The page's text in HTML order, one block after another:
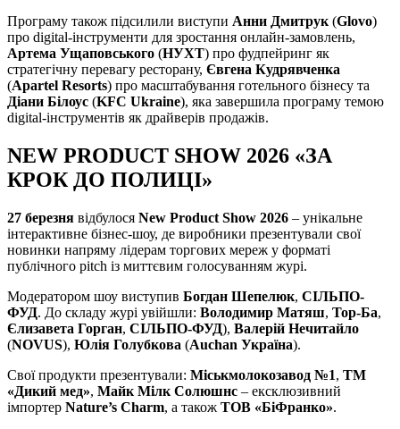
Програму також підсилили виступи Анни Дмитрук(Glovo)
про digital-інструменти для зростання онлайн-замовлень,
Артема Ущаповського (НУХТ) про фудпейринг як
стратегічну перевагу ресторану, Євгена Кудрявченка
(Apartel Resorts) про масштабування готельного бізнесу та
Діани Білоус (KFC Ukraine), яка завершила програму темою
digital-інструментів як драйверів продажів.
NEW PRODUCT SHOW 2026 «ЗА
КРОК ДО ПОЛИЦІ»
27 березня відбулося New Product Show 2026 – унікальне
інтерактивне бізнес-шоу, де виробники презентували свої
новинки напряму лідерам торгових мереж у форматі
публічного pitch із миттєвим голосуванням журі.
Модератором шоу виступив Богдан Шепелюк, СІЛЬПО-
ФУД. До складу журі увійшли: Володимир Матяш, Тор-Ба,
Єлизавета Горган, СІЛЬПО-ФУД), Валерій Нечитайло
(NOVUS), Юлія Голубкова (Auchan Україна).
Свої продукти презентували: Міськмолокозавод №1, ТМ
«Дикий мед», Майк Мілк Солюшнс – ексклюзивний
імпортер Nature’s Charm, а також ТОВ «БіФранко».